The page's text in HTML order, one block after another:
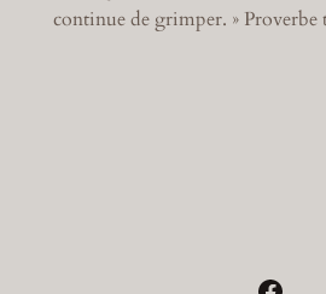
continue de grimper. »